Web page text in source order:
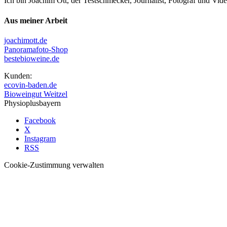
Aus meiner Arbeit
joachimott.de
Panoramafoto-Shop
bestebioweine.de
Kunden:
ecovin-baden.de
Bioweingut Weitzel
Physioplusbayern
Facebook
X
Instagram
RSS
Cookie-Zustimmung verwalten